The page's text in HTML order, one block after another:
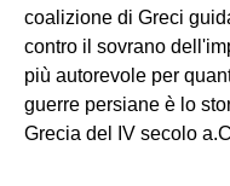
coalizione di Greci
contro il sovrano
più autorevole per
guerre persiane è lo
Grecia del IV secolo